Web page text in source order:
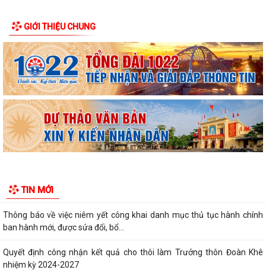
GIỚI THIỆU CHUNG
TIN MỚI
Thông báo Về việc lựa chọn đơn vị thực hiện cuộc đấu giá quyền sử
dụng đất
Quyết định công nhận ban Công tác Mặt trận thôn An Hưng, xã Lạc
Phượng, thành phố Hải Phòng
Quyết định về việc cho phép chuyển mục đích sử dụng đất
Quyết định về việc phê duyệt giá khởi điểm làm cơ sở đấu giá Quyền sử
dụng 1.029,1 m2 đất ở được...
1.029,1 m2 đất ở được chia thành 12 lô...
Thông báo về việc niêm yết công khai danh mục thủ tục hành chính
ban hành mới, được sửa đổi, bổ...
Quyết định công nhận kết quả cho thôi làm Trưởng thôn Đoàn Khê
nhiệm kỳ 2024-2027